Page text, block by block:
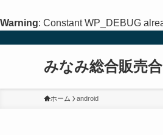
Warning: Constant WP_DEBUG
みなみ総合販売
ホーム android